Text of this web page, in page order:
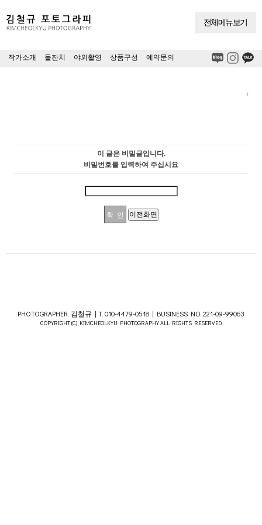
전체메뉴보기
작가소개 돌잔치 야외촬영 상품구성 예약문의
이 글은 비밀글입니다.
비밀번호를 입력하여 주십시요
PHOTOGRAPHER. 김철규 | T. 010-4479-0518 | BUSINESS NO. 221-09-99063
COPYRIGHT (C) KIMCHEOLKYU PHOTOGRAPHY ALL RIGHTS RESERVED.